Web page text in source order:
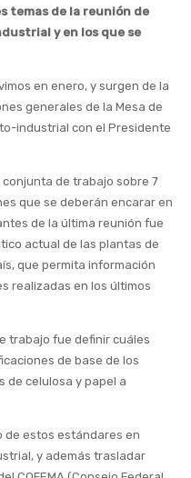
temas de la reunión de
y en los que se
en enero, y surgen de la
generales de la Mesa de
industrial con el Presidente
de trabajo sobre 7
que se deberán encarar en
de la última reunión fue
actual de las plantas de
que permita información
realizadas en los últimos
trabajo fue definir cuáles
de base de los
de celulosa y papel a
de estos estándares en
y además trasladar